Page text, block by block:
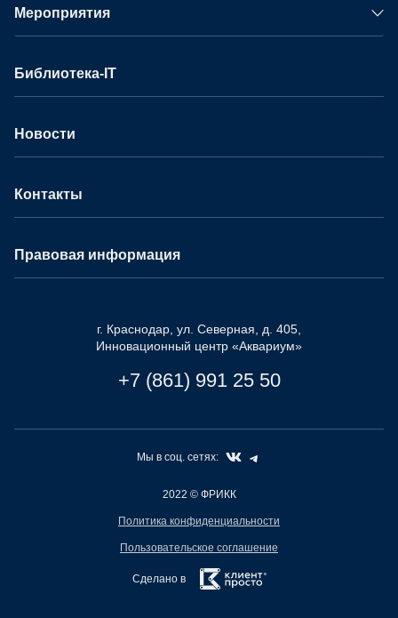
Мероприятия
Библиотека-IT
Новости
Контакты
Правовая информация
г. Краснодар, ул. Северная, д. 405,
Инновационный центр «Аквариум»
+7 (861) 991 25 50
Мы в соц. сетях:
2022 © ФРИКК
Политика конфиденциальности
Пользовательское соглашение
Сделано в